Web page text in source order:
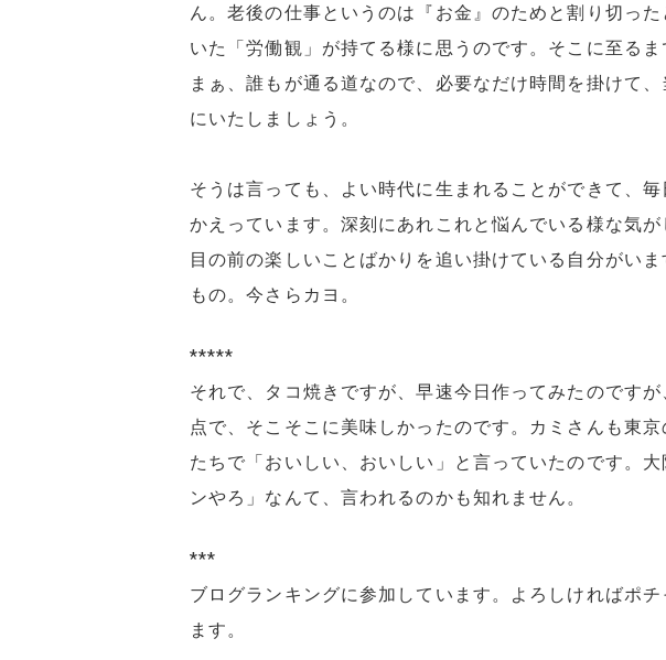
ん。老後の仕事というのは『お金』のためと割り切っ
いた「労働観」が持てる様に思うのです。そこに至るま
まぁ、誰もが通る道なので、必要なだけ時間を掛けて
にいたしましょう。
そうは言っても、よい時代に生まれることができて、
かえっています。深刻にあれこれと悩んでいる様な気
目の前の楽しいことばかりを追い掛けている自分がい
もの。今さらカヨ。
*****
それで、タコ焼きですが、早速今日作ってみたのです
点で、そこそこに美味しかったのです。カミさんも東
たちで「おいしい、おいしい」と言っていたのです。
ンやろ」なんて、言われるのかも知れません。
***
ブログランキングに参加しています。よろしければポ
ます。